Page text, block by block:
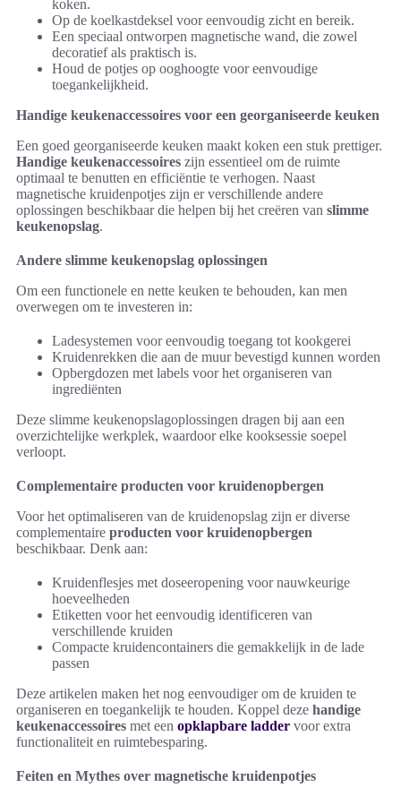
koken.
Op de koelkastdeksel voor eenvoudig zicht en bereik.
Een speciaal ontworpen magnetische wand, die zowel
decoratief als praktisch is.
Houd de potjes op ooghoogte voor eenvoudige
toegankelijkheid.
Handige keukenaccessoires voor een georganiseerde keuken
Een goed georganiseerde keuken maakt koken een stuk prettiger.
Handige keukenaccessoires zijn essentieel om de ruimte
optimaal te benutten en efficiëntie te verhogen. Naast
magnetische kruidenpotjes zijn er verschillende andere
oplossingen beschikbaar die helpen bij het creëren van slimme
keukenopslag.
Andere slimme keukenopslag oplossingen
Om een functionele en nette keuken te behouden, kan men
overwegen om te investeren in:
Ladesystemen voor eenvoudig toegang tot kookgerei
Kruidenrekken die aan de muur bevestigd kunnen worden
Opbergdozen met labels voor het organiseren van
ingrediënten
Deze slimme keukenopslagoplossingen dragen bij aan een
overzichtelijke werkplek, waardoor elke kooksessie soepel
verloopt.
Complementaire producten voor kruidenopbergen
Voor het optimaliseren van de kruidenopslag zijn er diverse
complementaire producten voor kruidenopbergen
beschikbaar. Denk aan:
Kruidenflesjes met doseeropening voor nauwkeurige
hoeveelheden
Etiketten voor het eenvoudig identificeren van
verschillende kruiden
Compacte kruidencontainers die gemakkelijk in de lade
passen
Deze artikelen maken het nog eenvoudiger om de kruiden te
organiseren en toegankelijk te houden. Koppel deze handige
keukenaccessoires met een opklapbare ladder voor extra
functionaliteit en ruimtebesparing.
Feiten en Mythes over magnetische kruidenpotjes